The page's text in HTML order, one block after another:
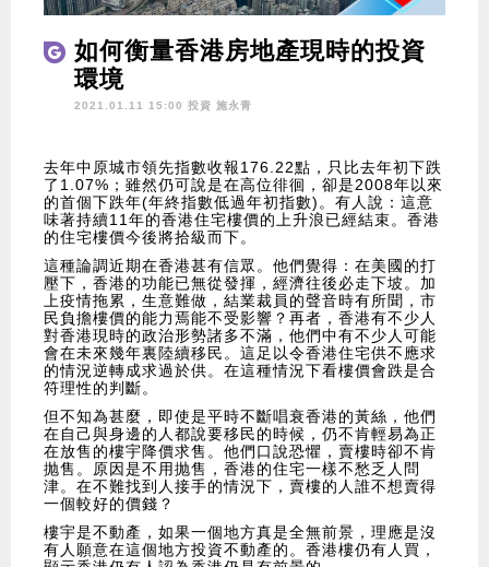
如何衡量香港房地產現時的投資
環境
2021.01.11 15:00 投資 施永青
去年中原城市領先指數收報176.22點，只比去年初下跌
了1.07%；雖然仍可說是在高位徘徊，卻是2008年以來
的首個下跌年(年終指數低過年初指數)。有人說：這意
味著持續11年的香港住宅樓價的上升浪已經結束。香港
的住宅樓價今後將拾級而下。
這種論調近期在香港甚有信眾。他們覺得：在美國的打
壓下，香港的功能已無從發揮，經濟往後必走下坡。加
上疫情拖累，生意難做，結業裁員的聲音時有所聞，市
民負擔樓價的能力焉能不受影響？再者，香港有不少人
對香港現時的政治形勢諸多不滿，他們中有不少人可能
會在未來幾年裏陸續移民。這足以令香港住宅供不應求
的情況逆轉成求過於供。在這種情況下看樓價會跌是合
符理性的判斷。
但不知為甚麼，即使是平時不斷唱衰香港的黃絲，他們
在自己與身邊的人都說要移民的時候，仍不肯輕易為正
在放售的樓宇降價求售。他們口說恐懼，賣樓時卻不肯
抛售。原因是不用抛售，香港的住宅一樣不愁乏人問
津。在不難找到人接手的情況下，賣樓的人誰不想賣得
一個較好的價錢？
樓宇是不動產，如果一個地方真是全無前景，理應是沒
有人願意在這個地方投資不動產的。香港樓仍有人買，